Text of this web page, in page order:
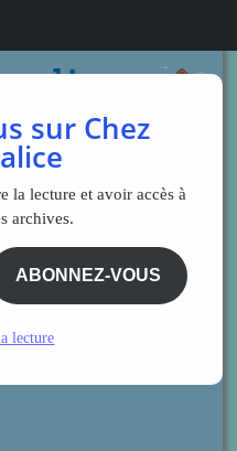
sur Chez
la lecture et avoir accès à
archives.
ABONNEZ-VOUS
lecture